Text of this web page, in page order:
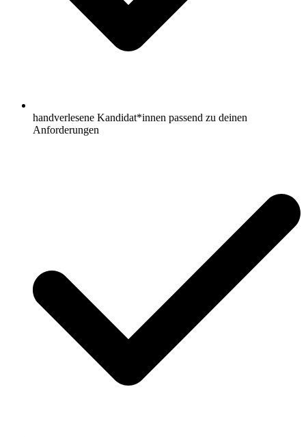
handverlesene Kandidat*innen passend zu deinen
Anforderungen